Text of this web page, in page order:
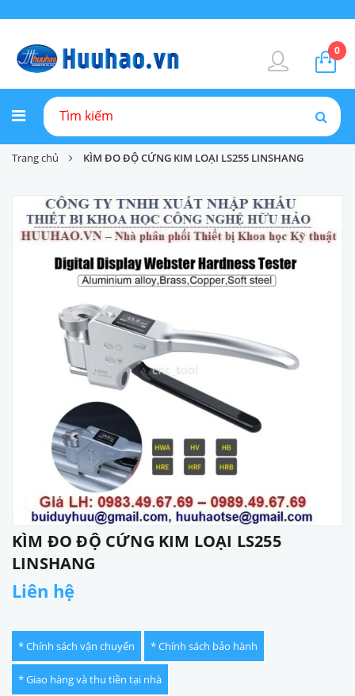
0
Trang chủ KÌM ĐO ĐỘ CỨNG KIM LOẠI LS255 LINSHANG
KÌM ĐO ĐỘ CỨNG KIM LOẠI LS255
LINSHANG
Liên hệ
* Chính sách vận chuyển * Chính sách bảo hành
* Giao hàng và thu tiền tại nhà